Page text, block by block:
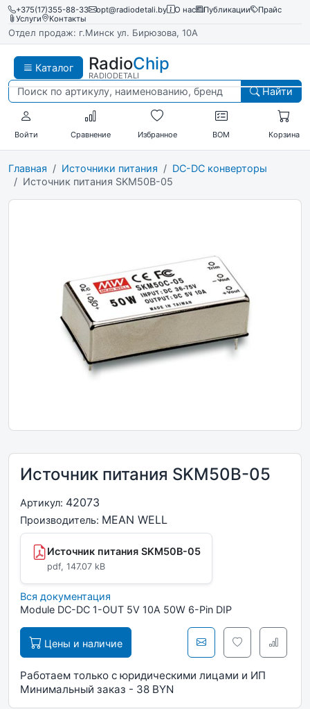
+375(17)355-88-33 opt@radiodetali.by О нас Публикации
Прайс
Услуги
Контакты
Отдел продаж: г.Минск ул. Бирюзова, 10А
Каталог RadioChip
RADIODETALI
Найти
Войти Сравнение Избранное BOM Корзина
Главная Источники питания
DC-DC конверторы
Источник питания SKM50B-05
Источник питания SKM50B-05
Артикул: 42073
Производитель: MEAN WELL
Источник питания SKM50B-05
pdf, 147.07 kB
Вся документация
Module DC-DC 1-OUT 5V 10A 50W 6-Pin DIP
Цены и наличие
Работаем только с юридическими лицами и ИП
Минимальный заказ - 38 BYN